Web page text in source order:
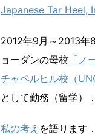
Japanese Tar Heel,
2012年9月～2013年
ョーダンの母校 「ノ
チャペルヒル校（
として勤務（留学）．
私の考え を語ります．